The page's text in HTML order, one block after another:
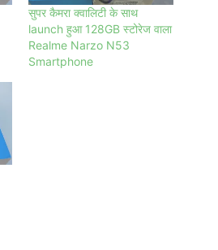
सुपर कैमरा क्वालिटी के साथ
launch हुआ 128GB स्टोरेज वाला
Realme Narzo N53
Smartphone